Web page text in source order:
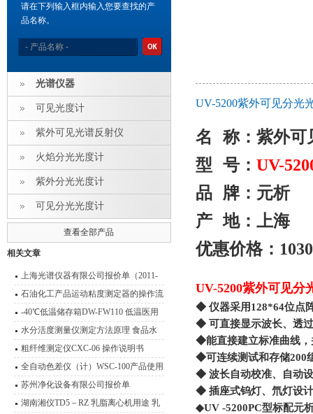
请在下列输入框内输入您要查找的产
品名称。
光谱仪器
可见光度计
紫外可见光谱反射仪
火焰分光光度计
紫外分光光度计
可见分光光度计
查看全部产品
相关文章
上海光谱仪器有限公司报价单（2011-
2012）
石油化工产品运动粘度测定器的操作流
程
-40℃低温储存箱DW-FW110 低温医用
冰箱技术说明
水分活度测量仪测定方法原理 食品水
分活度测量说明
粗纤维测定仪CXC-06 操作说明书
全自动色差仪（计）WSC-100产品使用
说明书
苏州净化设备有限公司报价单
湖南湘仪TD5－RZ 乳脂离心机用途 乳
UV-5200紫外可见分光
名
称：紫外可
型
号： UV-
品
牌：元析
产 地：上海
优惠价格：
UV-5200紫外可见分
◆ 仪器采用128*64位点
◆ 可直接显示波长、透
◆能直接建立标准曲线
◆可连续测试和存储200
◆ 波长自动校准、自动
◆ 插座式钨灯、氘灯设
◆UV -5200PC型标配元